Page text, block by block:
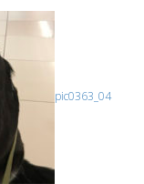
pic0363_04